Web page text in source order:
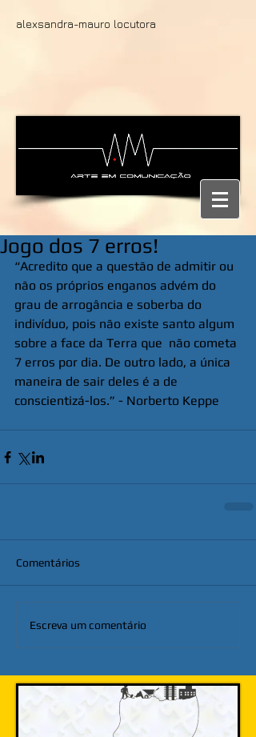
alexsandra-mauro locutora
Jogo dos 7 erros!
“Acredito que a questão de admitir ou
não os próprios enganos advém do
grau de arrogância e soberba do
indivíduo, pois não existe santo algum
sobre a face da Terra que  não cometa
7 erros por dia. De outro lado, a única
maneira de sair deles é a de
conscientizá-los.” - Norberto Keppe
Comentários
Escreva um comentário